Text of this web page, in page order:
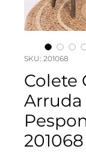
SKU: 201068
Colete
Arruda
201068